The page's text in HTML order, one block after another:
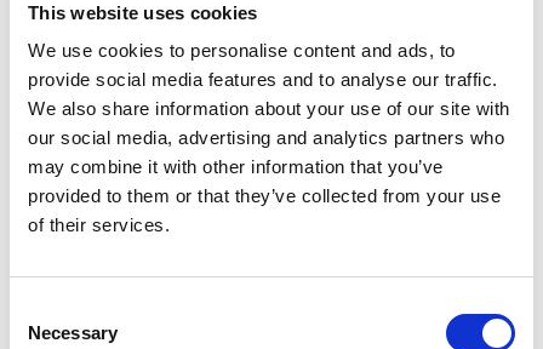
This website uses cookies
We use cookies to personalise content and ads, to
provide social media features and to analyse our traffic.
We also share information about your use of our site with
our social media, advertising and analytics partners who
may combine it with other information that you’ve
provided to them or that they’ve collected from your use
of their services.
Selection
Necessary
tjänsten tidigare, jag är ju ganska rörlig och mobil i
min rullstol och tar mig fram över allt – men för
exempelvis familjer som reser med barnvagn eller
för min gamla mormor som är 94 år och
begränsad i sin rörlighet så är ju
Tillgänglighetsdatabasen ett fantastiskt verktyg.
Som influencer och inspirationsföreläsare vill jag
använda mina kanaler till att sprida kunskap om
människor. Det är viktigt att folk känner till detta.